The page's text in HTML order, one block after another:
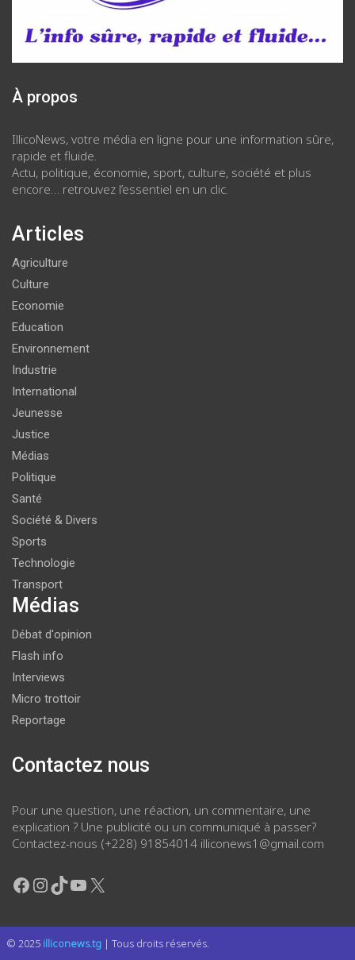
À propos
IllicoNews, votre média en ligne pour une information sûre,
rapide et fluide.
Actu, politique, économie, sport, culture, société et plus
encore… retrouvez l’essentiel en un clic.
Articles
Agriculture
Culture
Economie
Education
Environnement
Industrie
International
Jeunesse
Justice
Médias
Politique
Santé
Société & Divers
Sports
Technologie
Transport
Médias
Débat d'opinion
Flash info
Interviews
Micro trottoir
Reportage
Contactez nous
Pour une question, une réaction, un commentaire, une
explication ? Une publicité ou un communiqué à passer?
Contactez-nous (+228) 91854014 illiconews1@gmail.com
Facebook
Instagram
TikTok
YouTube
X
© 2025 illiconews.tg | Tous droits réservés.